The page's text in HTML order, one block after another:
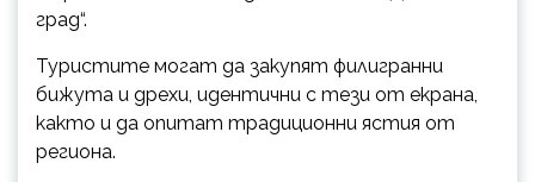
град“.
Туристите могат да закупят филигранни
бижута и дрехи, идентични с тези от екрана,
както и да опитат традиционни ястия от
региона.